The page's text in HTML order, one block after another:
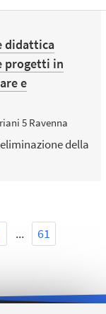
didattica
progetti in
e
5 Ravenna
della
... 61